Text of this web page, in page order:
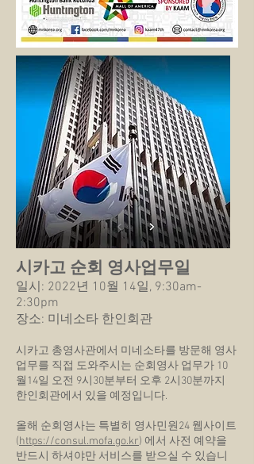
시카고 순회 영사업무일
일시: 2022년 10월 14일, 9:30am-
2:30pm
장소: 미네소타 한인회관
시카고 총영사관에서 미네소타를 방문해 영사
업무를 직접 도와주시는 순회영사 업무가 10
월14일 오전 9시30분부터 오후 2시30분까지
한인회관에서 있을 예정입니다.
올해 순회영사는 특별히 영사민원24 웹사이트
(https://consul.mofa.go.kr) 에서 사전 예약을
반드시 하셔야만 서비스를 받으실 수 있습니